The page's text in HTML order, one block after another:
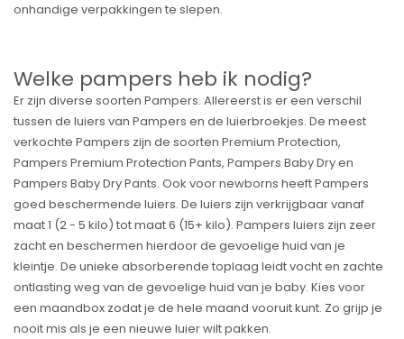
onhandige verpakkingen te slepen.
Welke pampers heb ik nodig?
Er zijn diverse soorten Pampers. Allereerst is er een verschil
tussen de luiers van Pampers en de luierbroekjes. De meest
verkochte Pampers zijn de soorten Premium Protection,
Pampers Premium Protection Pants, Pampers Baby Dry en
Pampers Baby Dry Pants. Ook voor newborns heeft Pampers
goed beschermende luiers. De luiers zijn verkrijgbaar vanaf
maat 1 (2 - 5 kilo) tot maat 6 (15+ kilo). Pampers luiers zijn zeer
zacht en beschermen hierdoor de gevoelige huid van je
kleintje. De unieke absorberende toplaag leidt vocht en zachte
ontlasting weg van de gevoelige huid van je baby. Kies voor
een maandbox zodat je de hele maand vooruit kunt. Zo grijp je
nooit mis als je een nieuwe luier wilt pakken.